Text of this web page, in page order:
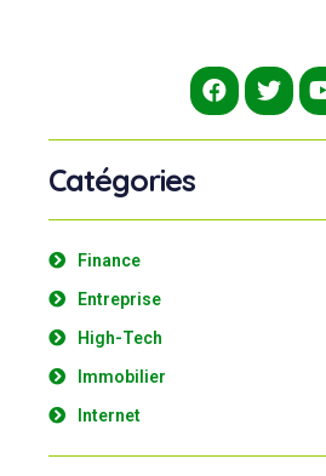
Catégories
Finance
Entreprise
High-Tech
Immobilier
Internet